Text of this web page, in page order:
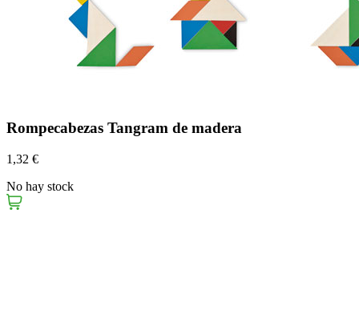
Rompecabezas Tangram de madera
1,32 €
No hay stock